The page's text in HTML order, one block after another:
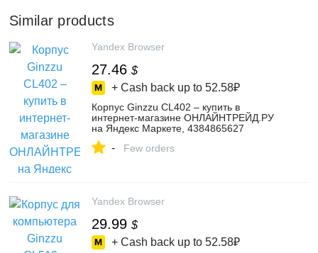
Similar products
Yandex Browser
27.46 $
+ Cash back up to 52.58₽
Корпус Ginzzu CL402 – купить в
интернет-магазине ОНЛАЙНТРЕЙД.РУ
на Яндекс Маркете, 4384865627
- Few orders
Yandex Browser
29.99 $
+ Cash back up to 52.58₽